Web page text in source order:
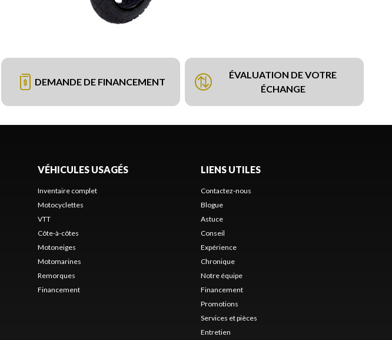
DEMANDE DE FINANCEMENT
ÉVALUATION DE VOTRE
ÉCHANGE
VÉHICULES USAGÉS
Inventaire complet
Motocyclettes
VTT
Côte-à-côtes
Motoneiges
Motomarines
Remorques
Financement
LIENS UTILES
Contactez-nous
Blogue
Astuce
Conseil
Expérience
Chronique
Notre équipe
Financement
Promotions
Services et pièces
Entretien